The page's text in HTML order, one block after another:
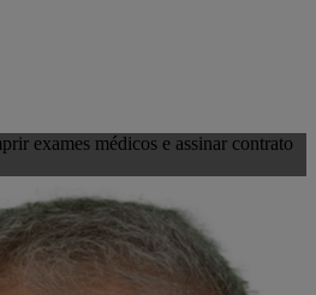
exames médicos e assinar contrato